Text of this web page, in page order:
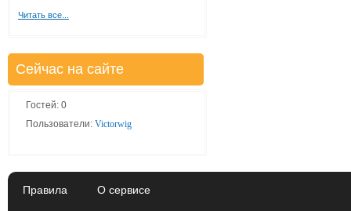
Читать все...
Сейчас на сайте
Гостей: 0
Пользователи: Victorwig
Правила О сервисе